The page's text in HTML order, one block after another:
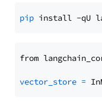
pip
from
vector_store =